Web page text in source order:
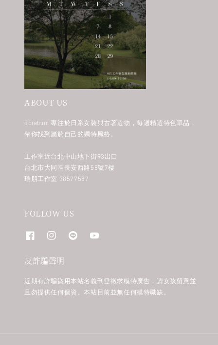
ABOUT US
REreburn 專注於日系女裝與古著選物，每週精選特色單品，
帶你找到屬於自己的獨特風格。
工作室近台北中山地下街R3出口
台北市大同區長安西路58號7樓
瑞朋工作室 38577587
FOLLOW US
反詐騙聲明
近期有詐騙盜用本站名義刊登徵求模特廣告，請女孩留意並
且勿提供任何個資。本站目前並無任何模特職缺。